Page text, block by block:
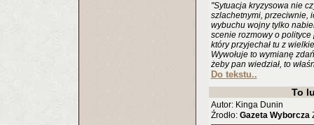
"Sytuacja kryzysowa nie
szlachetnymi, przeciwnie,
wybuchu wojny tylko
scenie rozmowy o polityce
który przyjechał tu z
Wywołuje to wymianę
żeby pan wiedział, to
Do tekstu..
To
Autor: Kinga Dunin
Źrodło: Gazeta Wyborcza